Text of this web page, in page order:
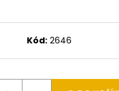
Kód: 2646